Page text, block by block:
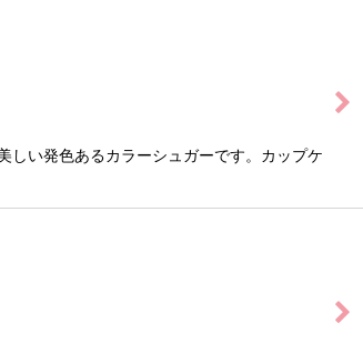
しい発色あるカラーシュガーです。カップケ